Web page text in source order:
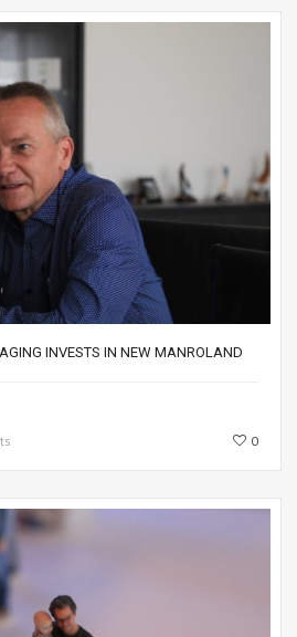
INVESTS IN NEW MANROLAND
0